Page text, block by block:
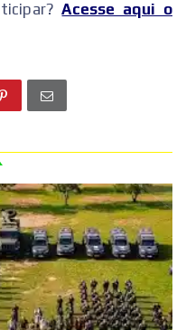
Acesse aqui o